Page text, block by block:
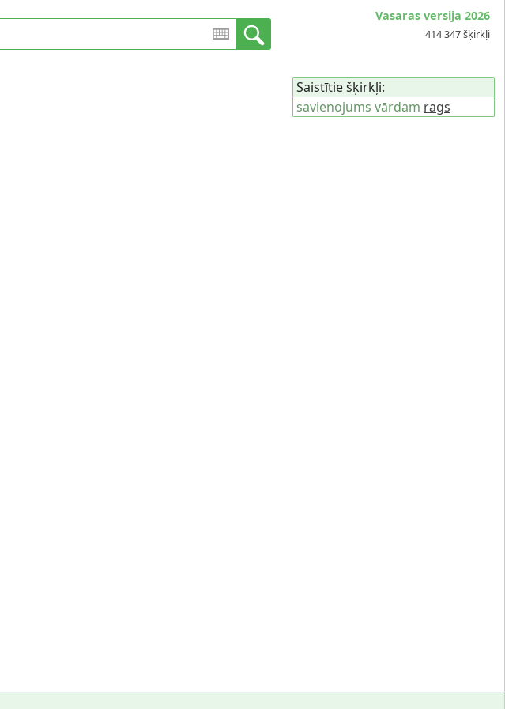
Vasaras versija 2026
414 347 šķirkļi
Saistītie šķirkļi:
savienojums vārdam rags